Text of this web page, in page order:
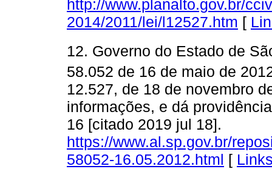
http://www.planalto.gov.br/
2014/2011/lei/l12527.htm [
12. Governo do Estado de
58.052 de 16 de maio de
12.527, de 18 de novembro
informações, e dá
16 [citado 2019 jul 18].
https://www.al.sp.gov.br/
58052-16.05.2012.html [